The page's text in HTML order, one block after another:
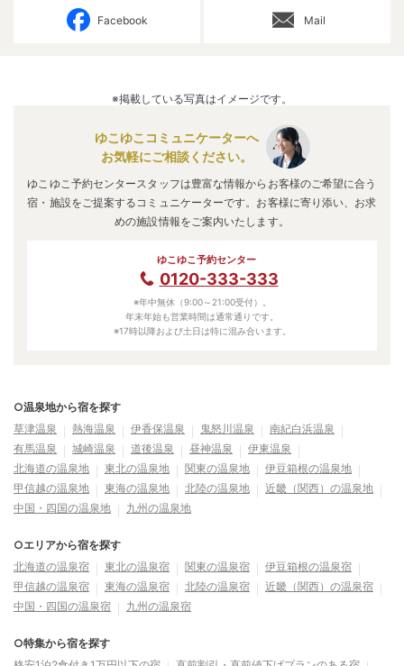
Facebook Mail
※掲載している写真はイメージです。
ゆこゆこコミュニケーターへ
お気軽にご相談ください。
ゆこゆこ予約センタースタッフは豊富な情報からお客様のご希望に合う
宿・施設をご提案するコミュニケーターです。お客様に寄り添い、お求
めの施設情報をご案内いたします。
ゆこゆこ予約センター
0120-333-333
※年中無休（9:00～21:00受付）。
年末年始も営業時間は通常通りです。
※17時以降および土日は特に混み合います。
○温泉地から宿を探す
草津温泉
熱海温泉 伊香保温泉 鬼怒川温泉
南紀白浜温泉
有馬温泉
城崎温泉 道後温泉 昼神温泉
伊東温泉
北海道の温泉地
東北の温泉地 関東の温泉地
伊豆箱根の温泉地
甲信越の温泉地
東海の温泉地 北陸の温泉地
近畿（関西）の温泉地
中国・四国の温泉地
九州の温泉地
○エリアから宿を探す
北海道の温泉宿
東北の温泉宿 関東の温泉宿
伊豆箱根の温泉宿
甲信越の温泉宿
東海の温泉宿 北陸の温泉宿
近畿（関西）の温泉宿
中国・四国の温泉宿
九州の温泉宿
○特集から宿を探す